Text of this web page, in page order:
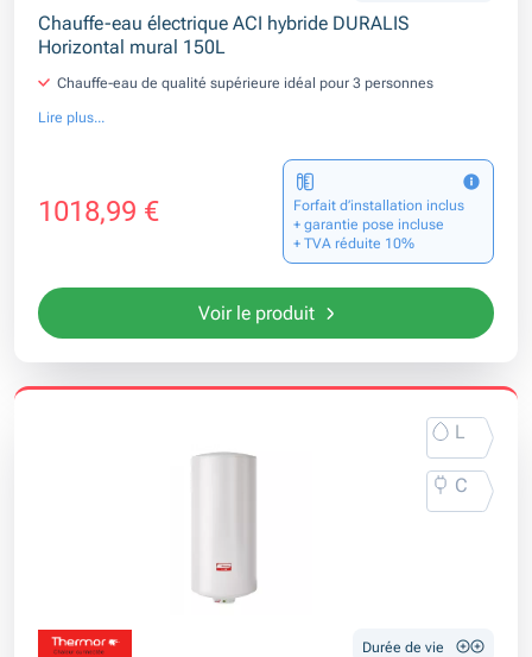
Chauffe-eau électrique ACI hybride DURALIS
Horizontal mural 150L
Chauffe-eau de qualité supérieure idéal pour 3 personnes
Lire plus...
1018,99 €
Forfait d’installation inclus
+ garantie pose incluse
+ TVA réduite 10%
Voir le produit
L
C
Durée de vie